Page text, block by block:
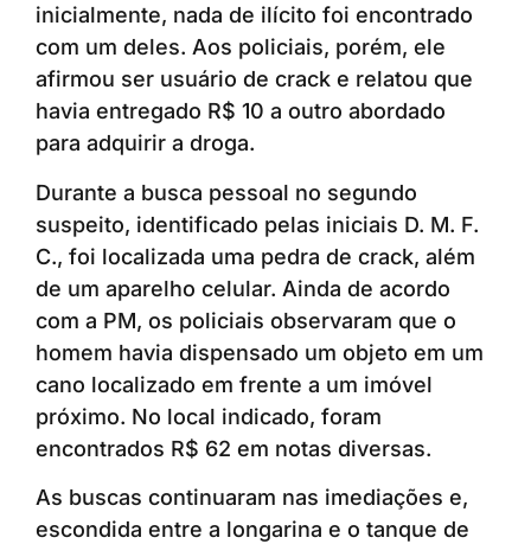
inicialmente, nada de ilícito foi encontrado
com um deles. Aos policiais, porém, ele
afirmou ser usuário de crack e relatou que
havia entregado R$ 10 a outro abordado
para adquirir a droga.
Durante a busca pessoal no segundo
suspeito, identificado pelas iniciais D. M. F.
C., foi localizada uma pedra de crack, além
de um aparelho celular. Ainda de acordo
com a PM, os policiais observaram que o
homem havia dispensado um objeto em um
cano localizado em frente a um imóvel
próximo. No local indicado, foram
encontrados R$ 62 em notas diversas.
As buscas continuaram nas imediações e,
escondida entre a longarina e o tanque de